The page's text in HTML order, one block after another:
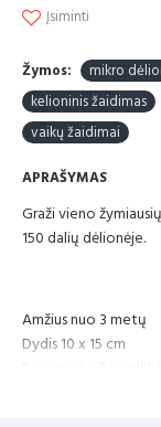
Įsiminti
Žymos: mikro
kelioninis žaidimas
vaikų žaidimai
APRAŠYMAS
Graži vieno
150 dalių dėlionėje.
Amžius nuo 3 metų
Dydis 10 x 15 cm
Pagaminta iš